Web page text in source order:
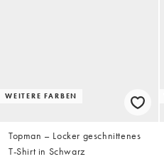
WEITERE FARBEN
Topman – Locker geschnittenes
T-Shirt in Schwarz